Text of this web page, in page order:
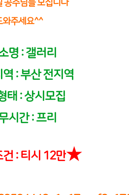
공주님들 모십니다
와주세요^^
명 : 갤러리
: 부산 전지역
태 : 상시모집
시간 : 프리
: 티시 12만★